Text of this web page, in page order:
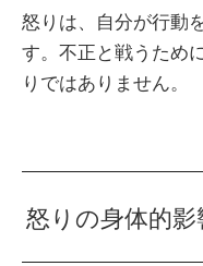
怒りは、自分が行動
す。不正と戦うため
りではありません。
怒りの身体的影